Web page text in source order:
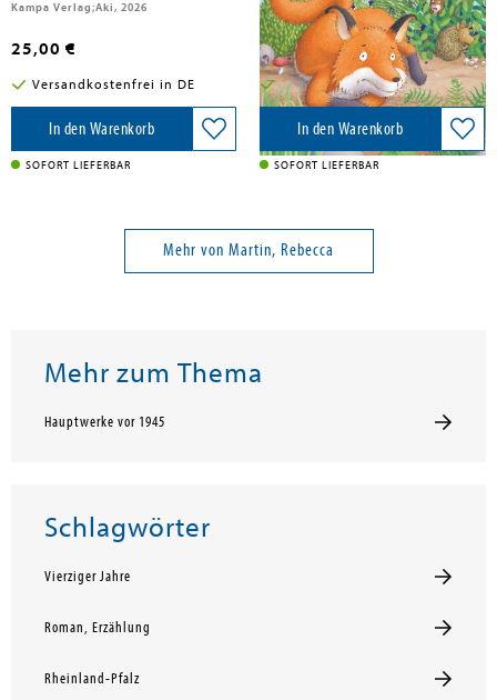
Kampa Verlag;Aki, 2026
25,00 €
Versandkostenfrei in DE
In den Warenkorb
SOFORT LIEFERBAR
Brunnen-Verlag GmbH, 2026
16,00 €
Versandkostenfrei in DE
In den Warenkorb
SOFORT LIEFERBAR
Mehr von Martin, Rebecca
Mehr zum Thema
Hauptwerke vor 1945
Schlagwörter
Vierziger Jahre
Roman, Erzählung
Rheinland-Pfalz